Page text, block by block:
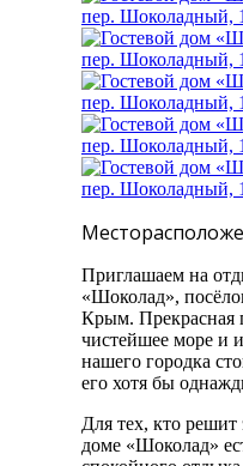
Приглашаем на
«Шоколад»,
Крым. Прекрасная
чистейшее море и
нашего городка
его хотя бы
Для тех, кто решит
доме «Шоколад»